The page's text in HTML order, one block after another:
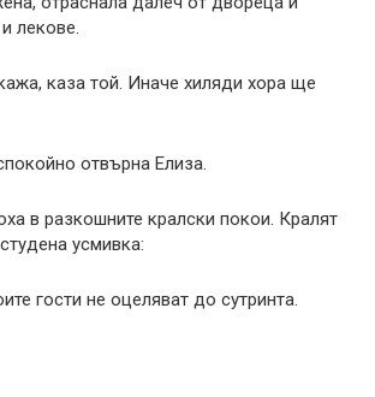
лекове.
каза той. Иначе хиляди хора ще
отвърна Елиза.
в разкошните кралски покои. Кралят
усмивка:
гости не оцеляват до сутринта.